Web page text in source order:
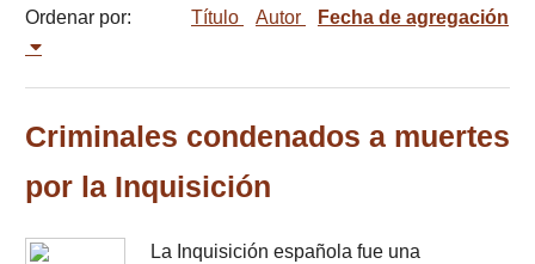
Ordenar por: Título Autor Fecha de agregación
Criminales condenados a muertes
por la Inquisición
La Inquisición española fue una